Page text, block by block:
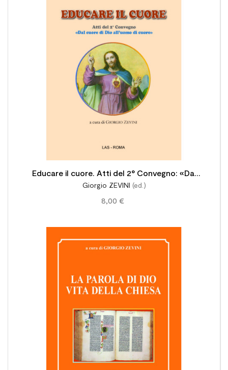
Educare il cuore. Atti del 2° Convegno: «Dal
cuore di Dio all'uomo di cuore»
Giorgio ZEVINI (ed.)
8,00 €